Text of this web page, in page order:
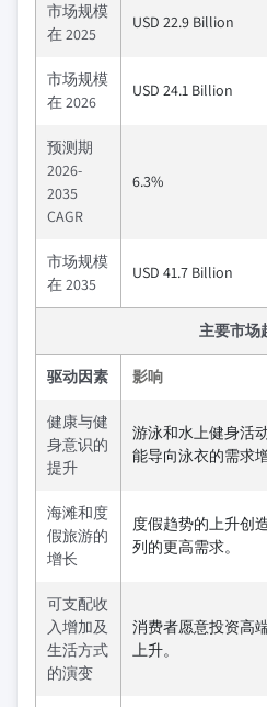
市场规模
在 2025
USD 22.9 Billion
市场规模
在 2026
USD 24.1 Billion
预测期
2026-
2035
CAGR
6.3%
市场规模
在 2035
USD 41.7 Billion
主要市场
驱动因素 影响
健康与健
身意识的
提升
游泳和水上健身活
能导向泳衣的需求增
海滩和度
假旅游的
增长
度假趋势的上升创
列的更高需求。
可支配收
入增加及
生活方式
的演变
消费者愿意投资高
上升。